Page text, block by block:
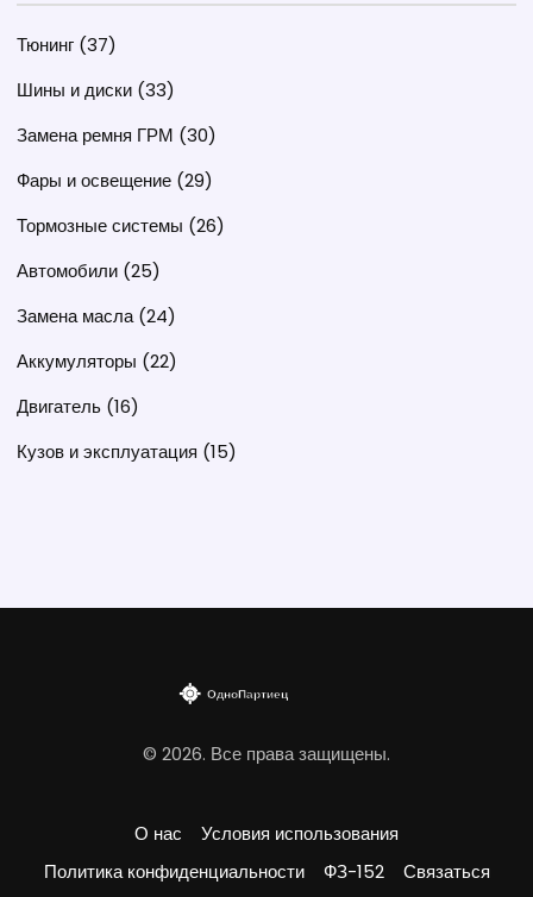
Тюнинг (37)
Шины и диски (33)
Замена ремня ГРМ (30)
Фары и освещение (29)
Тормозные системы (26)
Автомобили (25)
Замена масла(24)
Аккумуляторы (22)
Двигатель (16)
Кузов и эксплуатация (15)
© 2026. Все права защищены.
О нас
Условия использования
Политика конфиденциальности
ФЗ-152 Связаться